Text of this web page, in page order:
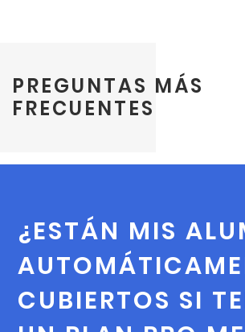
PREGUNTAS MÁS
FRECUENTES
¿ESTÁN MIS
CUBIERTOS SI